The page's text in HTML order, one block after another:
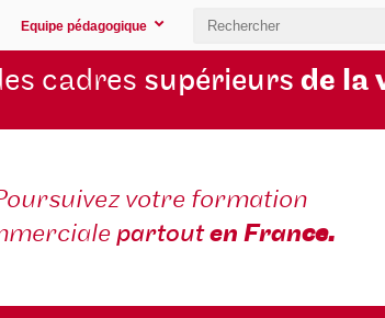
Equipe pédagogique
cadres supérieurs de la
votre formation
partouten France.